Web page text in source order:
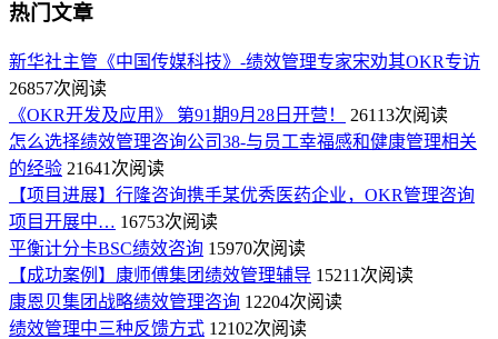
热门文章
新华社主管《中国传媒科技》-绩效管理专家宋劝其OKR专访
26857次阅读
《OKR开发及应用》 第91期9月28日开营！
26113次阅读
怎么选择绩效管理咨询公司38-与员工幸福感和健康管理相关
的经验 21641次阅读
【项目进展】行隆咨询携手某优秀医药企业，OKR管理咨询
项目开展中… 16753次阅读
平衡计分卡BSC绩效咨询 15970次阅读
【成功案例】康师傅集团绩效管理辅导 15211次阅读
康恩贝集团战略绩效管理咨询 12204次阅读
绩效管理中三种反馈方式 12102次阅读